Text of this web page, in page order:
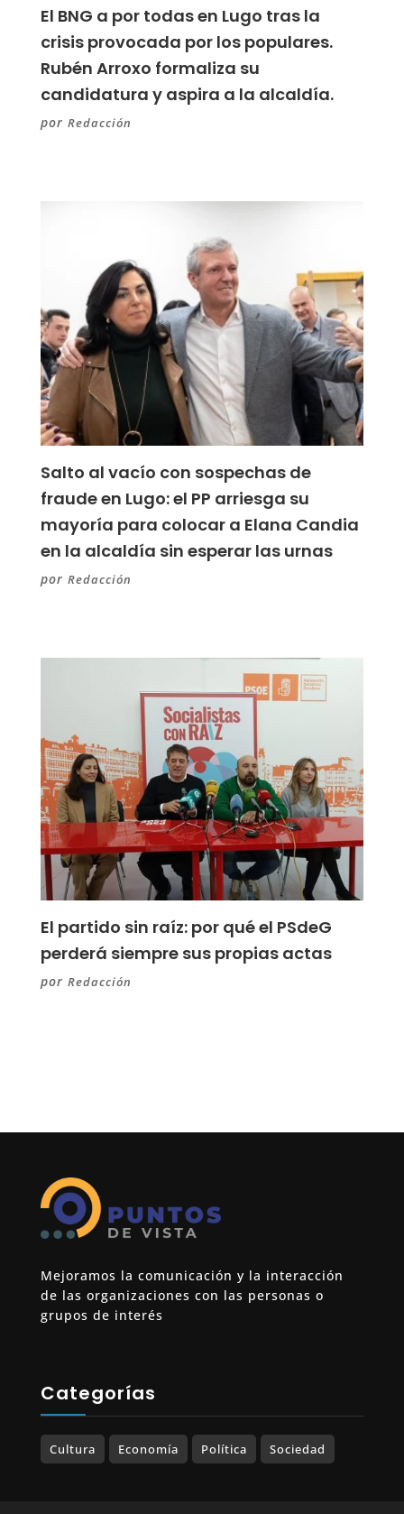
El BNG a por todas en Lugo tras la
crisis provocada por los populares.
Rubén Arroxo formaliza su
candidatura y aspira a la alcaldía.
por Redacción
Salto al vacío con sospechas de
fraude en Lugo: el PP arriesga su
mayoría para colocar a Elana Candia
en la alcaldía sin esperar las urnas
por Redacción
El partido sin raíz: por qué el PSdeG
perderá siempre sus propias actas
por Redacción
Mejoramos la comunicación y la interacción
de las organizaciones con las personas o
grupos de interés
Categorías
Cultura Economía Política Sociedad